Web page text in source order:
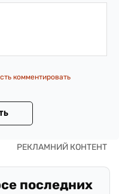
комментировать
последних